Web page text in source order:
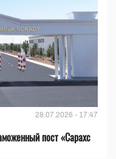
28.07.2026 - 17:47
пост «Сарахс